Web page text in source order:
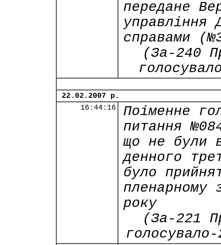
передане
управління
справами
(За-240
22.02.2007 р.
16:44:16
Поіменне
питання
що не були
денного
було
пленарному
року
(За-221